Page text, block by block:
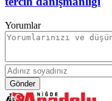
Yorumlar
Gönder